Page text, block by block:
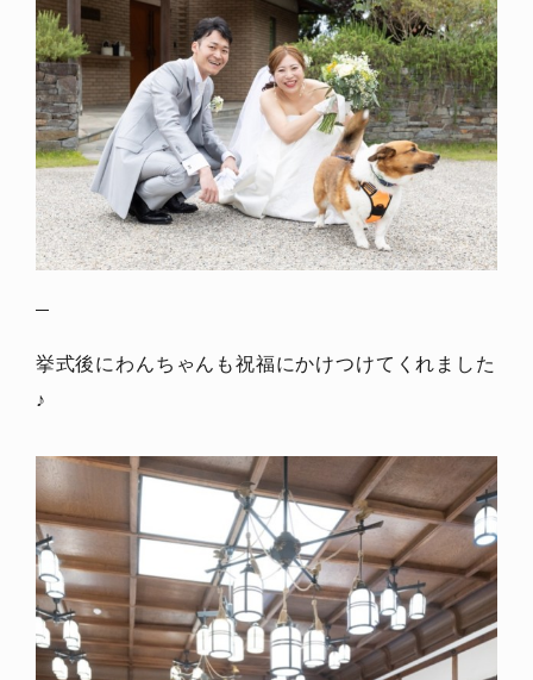
挙式後にわんちゃんも祝福にかけつけてくれました
♪